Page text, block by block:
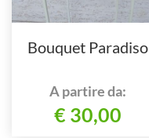
Bouquet Paradiso
A partire da:
€ 30,00